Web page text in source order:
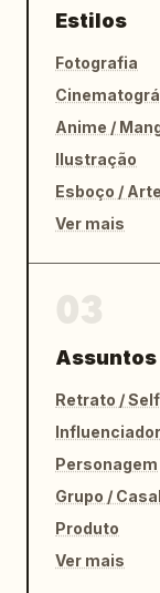
Estilos
Fotografia
Anime /
Ilustração
Esboço /
Ver mais
Assuntos
Retrato /
Personagem
Grupo / Casal
Produto
Ver mais